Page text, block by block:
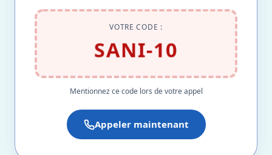
VOTRE CODE :
SANI-10
Mentionnez ce code lors de votre appel
Appeler maintenant